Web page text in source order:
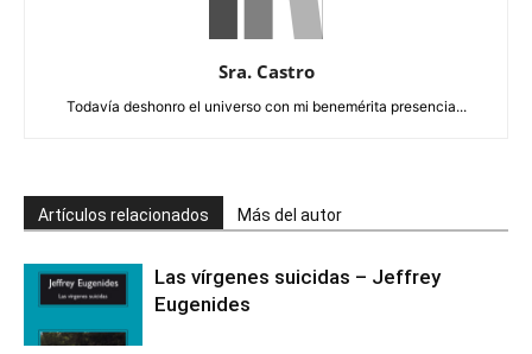
Sra. Castro
Todavía deshonro el universo con mi benemérita presencia...
Artículos relacionados Más del autor
Las vírgenes suicidas – Jeffrey
Eugenides